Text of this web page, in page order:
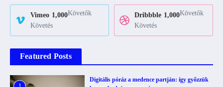
Vimeo 1,000Követők
Követés
Dribbble 1,000Követők
Követés
Featured Posts
Digitális póráz a medence partján: így győzzük